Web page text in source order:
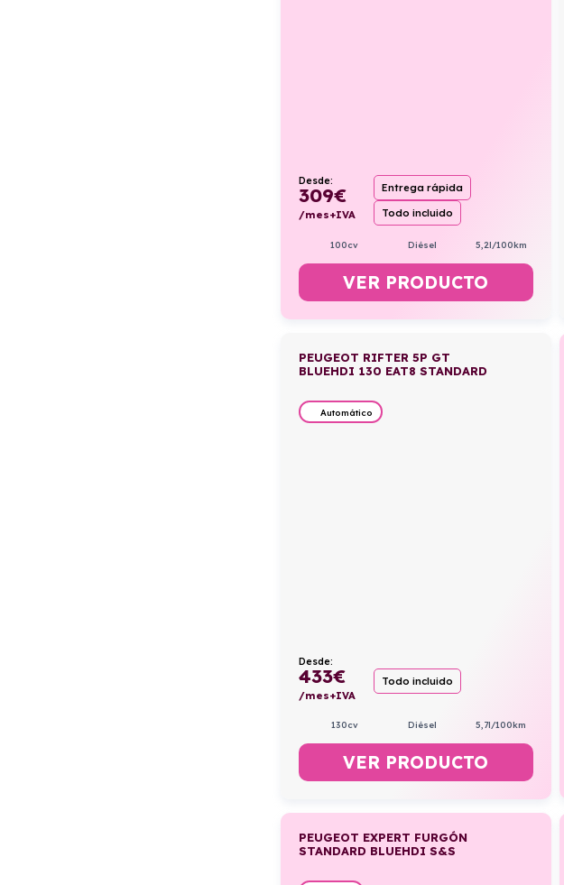
Desde:
309€
/mes+IVA
Entrega rápida
Todo incluido
100cv Diésel 5,2l/100km
VER PRODUCTO
PEUGEOT RIFTER 5P GT
BLUEHDI 130 EAT8 STANDARD
Automático
Desde:
433€
/mes+IVA
Todo incluido
130cv Diésel 5,7l/100km
VER PRODUCTO
PEUGEOT EXPERT FURGÓN
STANDARD BLUEHDI S&S